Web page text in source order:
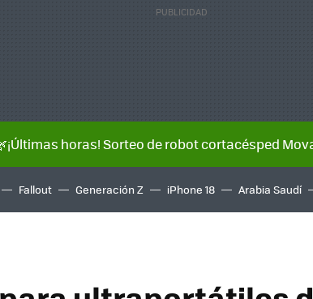
horas! Sorteo de robot cortacésped
Fallout Generación Z iPhone 18 Arabia Saudí